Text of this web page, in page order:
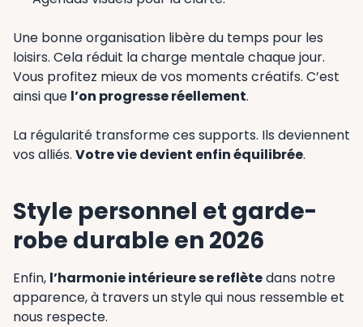
Une bonne organisation libère du temps pour les
loisirs. Cela réduit la charge mentale chaque jour.
Vous profitez mieux de vos moments créatifs. C’est
ainsi que l’on progresse réellement.
La régularité transforme ces supports. Ils deviennent
vos alliés. Votre vie devient enfin équilibrée.
Style personnel et garde-
robe durable en 2026
Enfin, l’harmonie intérieure se reflètedans notre
apparence, à travers un style qui nous ressemble et
nous respecte.